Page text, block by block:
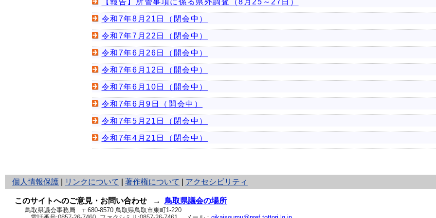
【報告】所管事項に係る県外調査（8月25～27日）
令和7年8月21日（閉会中）
令和7年7月22日（閉会中）
令和7年6月26日（開会中）
令和7年6月12日（開会中）
令和7年6月10日（開会中）
令和7年6月9日（開会中）
令和7年5月21日（閉会中）
令和7年4月21日（閉会中）
個人情報保護
と
り
ネ
ッ
リンクについて 著作権について アクセシビリティ
このサイトへのご意見・お問い合わせ → 鳥取県議会の場所
鳥取県議会事務局
〒680-8570 鳥取県鳥取市東町1-220